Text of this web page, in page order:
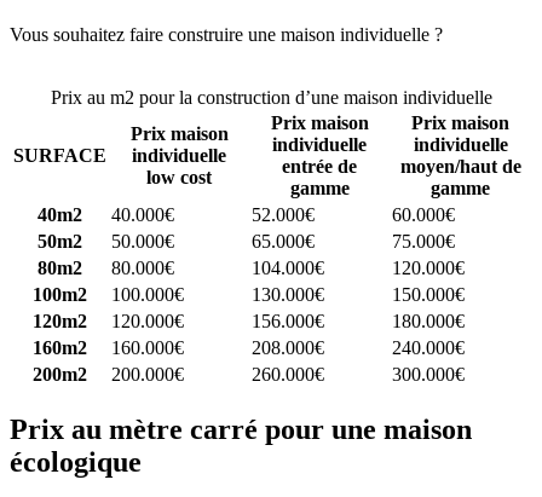
Vous souhaitez faire construire une maison individuelle ?
Prix au m2 pour la construction d’une maison individuelle
SURFACE
Prix maison
individuelle
low cost
Prix maison
individuelle
entrée de
gamme
Prix maison
individuelle
moyen/haut de
gamme
40m2
40.000€ 52.000€
60.000€
50m2
50.000€ 65.000€
75.000€
80m2
80.000€ 104.000€
120.000€
100m2
100.000€ 130.000€
150.000€
120m2
120.000€ 156.000€
180.000€
160m2
160.000€ 208.000€
240.000€
200m2
200.000€ 260.000€ 300.000€
Prix au mètre carré pour une maison
écologique